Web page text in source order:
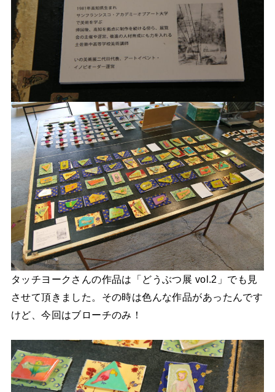
タッチヨークさんの作品は「どうぶつ展 vol.2」でも見
させて頂きました。その時は色んな作品があったんです
けど、今回はブローチのみ！